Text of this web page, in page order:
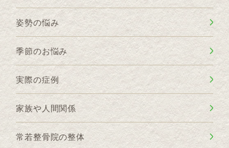
姿勢の悩み
季節のお悩み
実際の症例
家族や人間関係
常若整骨院の整体